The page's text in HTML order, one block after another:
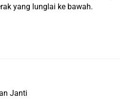
yang lunglai ke bawah.
Janti